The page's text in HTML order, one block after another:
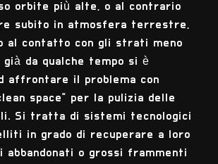
orbite più alte, o al contrario
subito in atmosfera terrestre,
al contatto con gli strati meno
già da qualche tempo si è
affrontare il problema con
space” per la pulizia delle
Si tratta di sistemi tecnologici
in grado di recuperare a loro
o grossi frammenti